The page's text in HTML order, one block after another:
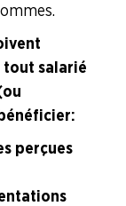
salarié
:
perçues